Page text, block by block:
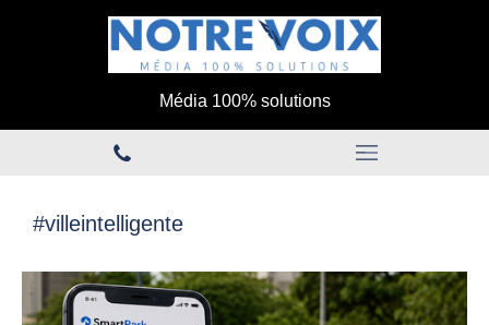
Média 100% solutions
#villeintelligente